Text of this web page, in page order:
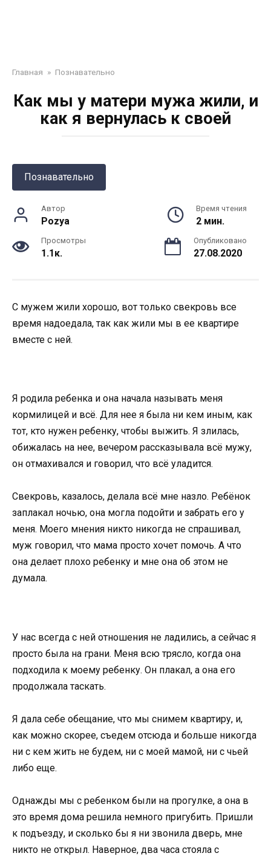
Главная » Познавательно
Как мы у матери мужа жили, и
как я вернулась к своей
Познавательно
Автор
Pozya
Время чтения
2 мин.
Просмотры
1.1к.
Опубликовано
27.08.2020
С мужем жили хорошо, вот только свекровь все
время надоедала, так как жили мы в ее квартире
вместе с ней.
Я родила ребенка и она начала называть меня
кормилицей и всё. Для нее я была ни кем иным, как
тот, кто нужен ребенку, чтобы выжить. Я злилась,
обижалась на нее, вечером рассказывала всё мужу,
он отмахивался и говорил, что всё уладится.
Свекровь, казалось, делала всё мне назло. Ребёнок
заплакал ночью, она могла подойти и забрать его у
меня. Моего мнения никто никогда не спрашивал,
муж говорил, что мама просто хочет помочь. А что
она делает плохо ребенку и мне она об этом не
думала.
У нас всегда с ней отношения не ладились, а сейчас я
просто была на грани. Меня всю трясло, когда она
подходила к моему ребенку. Он плакал, а она его
продолжала таскать.
Я дала себе обещание, что мы снимем квартиру, и,
как можно скорее, съедем отсюда и больше никогда
ни с кем жить не будем, ни с моей мамой, ни с чьей
либо еще.
Однажды мы с ребенком были на прогулке, а она в
это время дома решила немного пригубить. Пришли
к подъезду, и сколько бы я ни звонила дверь, мне
никто не открыл. Наверное, два часа стояла с